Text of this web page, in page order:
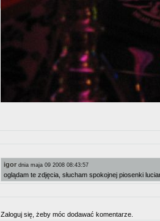
igor dnia maja 09 2008 08:43:57
oglądam te zdjęcia, słucham spokojnej piosenki
Zaloguj się, żeby móc dodawać komentarze.